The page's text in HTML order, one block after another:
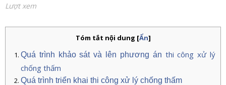
Lượt xem
Tóm tắt nội dung [Ẩn]
Quá trình khảo sát và lên phương án thi công xử lý
chống thấm
Quá trình triển khai thi công xử lý chống thấm